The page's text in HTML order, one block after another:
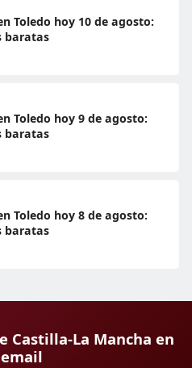
Toledo hoy 10 de agosto:
baratas
Toledo hoy 9 de agosto:
baratas
Toledo hoy 8 de agosto:
baratas
Castilla-La Mancha en